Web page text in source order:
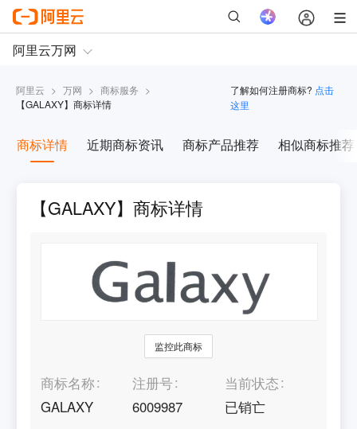
阿里云 > 万网 > 商标服务 >
【GALAXY】商标详情
了解如何注册商标? 点击
这里
商标详情 近期商标资讯 商标产品推荐 相似商标推荐
【GALAXY】商标详情
监控此商标
商标名称
GALAXY
注册号
6009987
当前状态
已销亡